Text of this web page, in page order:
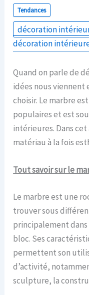
Tendances
décoration
décoration
Quand on parle de
idées nous
choisir. Le marbre
populaires et est
intérieures. Dans
matériau à la fois
Tout savoir sur le
Le marbre est une
trouver sous
principalement
bloc. Ses
permettent son
d’activité,
sculpture, la